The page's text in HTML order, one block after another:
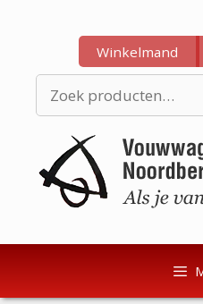
inhoud
inhoud
Winkelmand
naar: